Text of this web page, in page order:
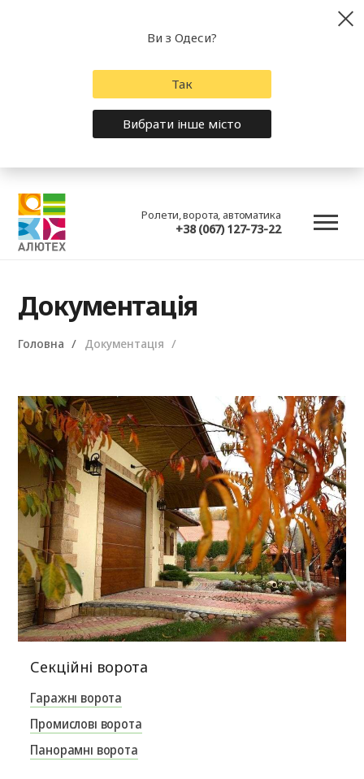
Ролети, ворота, автоматика
+38 (067) 127-73-22
Документація
Головна Документація
Секційні ворота
Гаражні ворота
Промислові ворота
Панорамні ворота
Ви з Одеси?
Так
Вибрати інше місто